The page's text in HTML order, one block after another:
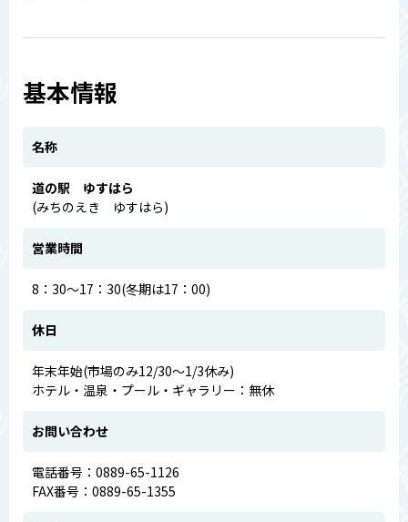
基本情報
名称
道の駅 ゆすはら
(みちのえき ゆすはら)
営業時間
8：30～17：30(冬期は17：00)
休日
年末年始(市場のみ12/30～1/3休み)
ホテル・温泉・プール・ギャラリー：無休
お問い合わせ
電話番号：0889-65-1126
FAX番号：0889-65-1355